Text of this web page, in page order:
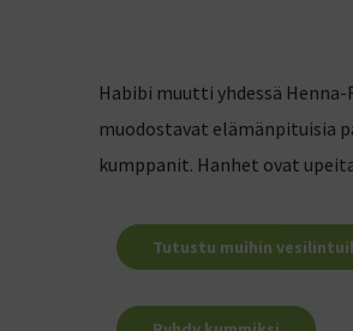
Habibi muutti yhdessä
muodostavat elämänpituisia
kumppanit. Hanhet ovat
Tutustu muihin